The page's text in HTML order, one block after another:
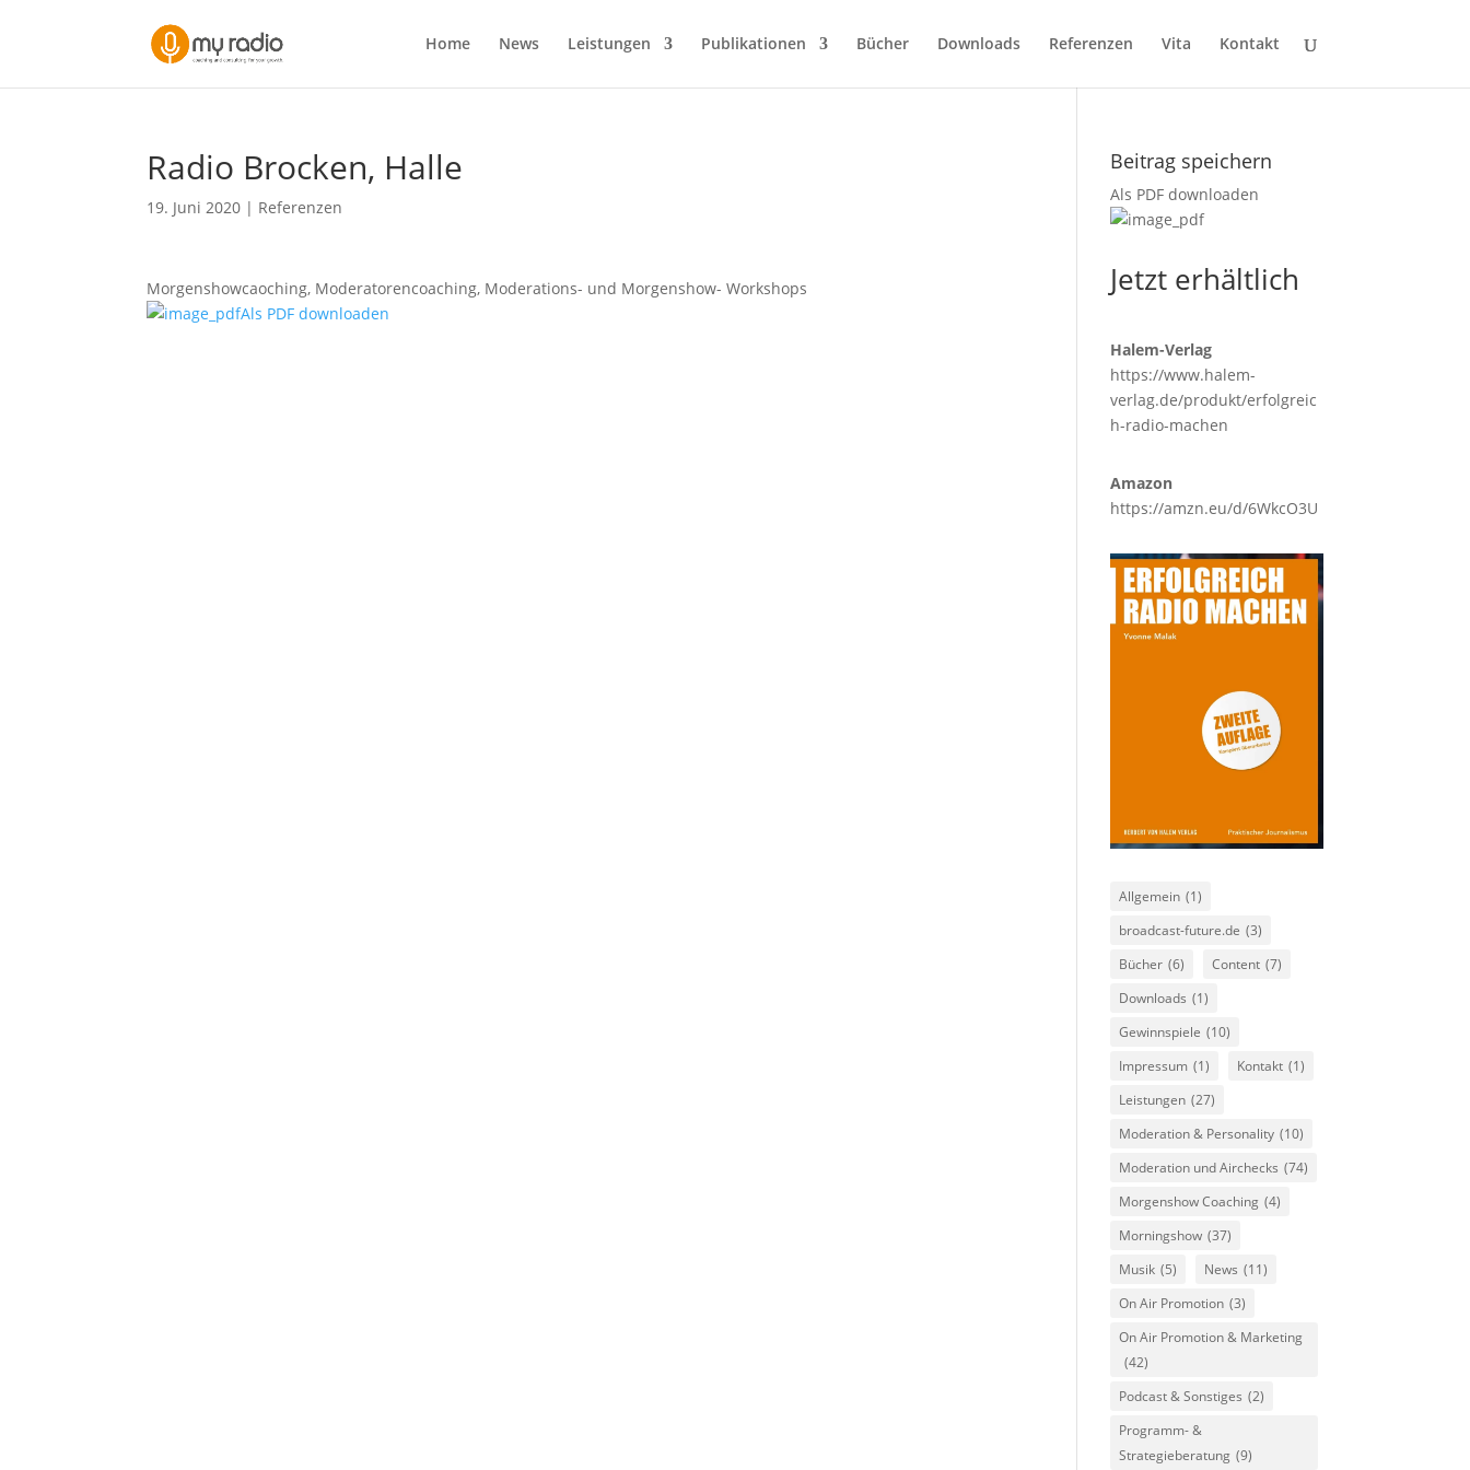
Home News Leistungen Publikationen Bücher Downloads Referenzen Vita Kontakt
Radio Brocken, Halle
19. Juni 2020 | Referenzen
Morgenshowcaoching, Moderatorencoaching, Moderations- und Morgenshow- Workshops
Als PDF downloaden
Beitrag speichern
Als PDF downloaden
Jetzt erhältlich
Halem-Verlag
https://www.halem-
verlag.de/produkt/erfolgreic
h-radio-machen
Amazon
https://amzn.eu/d/6WkcO3U
Allgemein (1)
broadcast-future.de (3)
Bücher (6) Content (7)
Downloads (1)
Gewinnspiele (10)
Impressum (1) Kontakt (1)
Leistungen (27)
Moderation & Personality (10)
Moderation und Airchecks (74)
Morgenshow Coaching (4)
Morningshow (37)
Musik (5) News (11)
On Air Promotion (3)
On Air Promotion & Marketing
(42)
Podcast & Sonstiges (2)
Programm- &
Strategieberatung (9)